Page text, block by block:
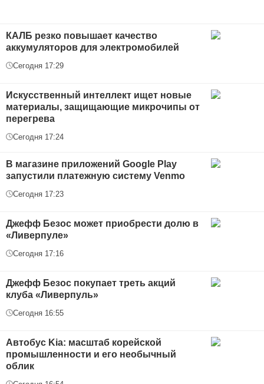
КАЛБ резко повышает качество
аккумуляторов для электромобилей
Сегодня 17:29
Искусственный интеллект ищет новые
материалы, защищающие микрочипы от
перегрева
Сегодня 17:24
В магазине приложений Google Play
запустили платежную систему Venmo
Сегодня 17:23
Джефф Безос может приобрести долю в
«Ливерпуле»
Сегодня 17:16
Джефф Безос покупает треть акций
клуба «Ливерпуль»
Сегодня 16:55
Автобус Kia: масштаб корейской
промышленности и его необычный
облик